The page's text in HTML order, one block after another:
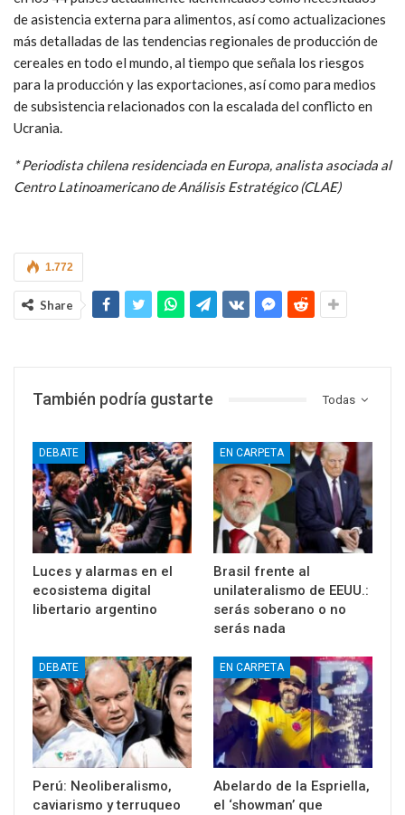
de asistencia externa para alimentos, así como actualizaciones
más detalladas de las tendencias regionales de producción de
cereales en todo el mundo, al tiempo que señala los riesgos
para la producción y las exportaciones, así como para medios
de subsistencia relacionados con la escalada del conflicto en
Ucrania.
*Periodista chilena residenciada en Europa, analista asociada al
Centro Latinoamericano de Análisis Estratégico (CLAE)
1.772
Share
Todas
También podría gustarte
DEBATE
Luces y alarmas en el
ecosistema digital
libertario argentino
EN CARPETA
Brasil frente al
unilateralismo de EEUU.:
serás soberano o no
serás nada
DEBATE
Perú: Neoliberalismo,
caviarismo y terruqueo
EN CARPETA
Abelardo de la Espriella,
el ‘showman’ que